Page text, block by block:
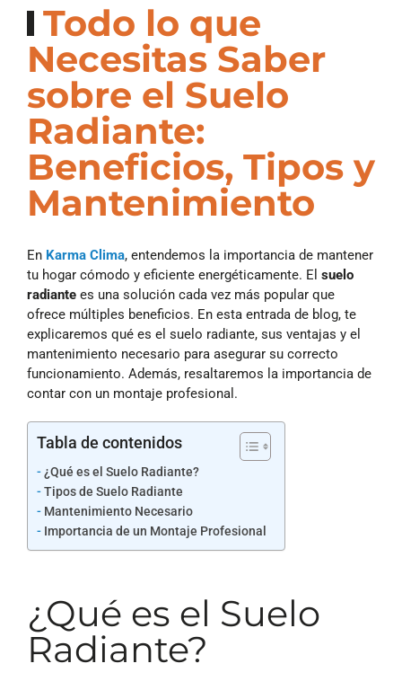
Todo lo que
Necesitas Saber
sobre el Suelo
Radiante:
Beneficios, Tipos y
Mantenimiento
En Karma Clima, entendemos la importancia de mantener
tu hogar cómodo y eficiente energéticamente. El suelo
radiante es una solución cada vez más popular que
ofrece múltiples beneficios. En esta entrada de blog, te
explicaremos qué es el suelo radiante, sus ventajas y el
mantenimiento necesario para asegurar su correcto
funcionamiento. Además, resaltaremos la importancia de
contar con un montaje profesional.
Tabla de contenidos
¿Qué es el Suelo Radiante?
Tipos de Suelo Radiante
Mantenimiento Necesario
Importancia de un Montaje Profesional
¿Qué es el Suelo
Radiante?